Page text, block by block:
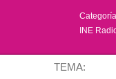
INE
TEMA: